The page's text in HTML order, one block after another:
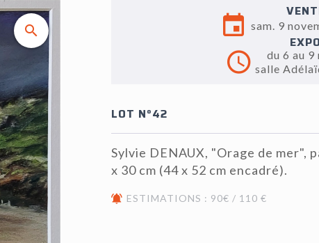
sam. 9
EXPO
du 6 au
salle
LOT N°42
Sylvie DENAUX, "Orage de mer",
x 30 cm (44 x 52 cm encadré).
ESTIMATIONS : 90€ / 110 €